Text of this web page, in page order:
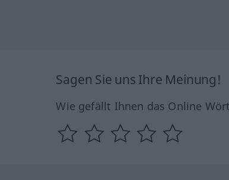
Sagen Sie uns Ihre Meinung!
Wie gefällt Ihnen das Online